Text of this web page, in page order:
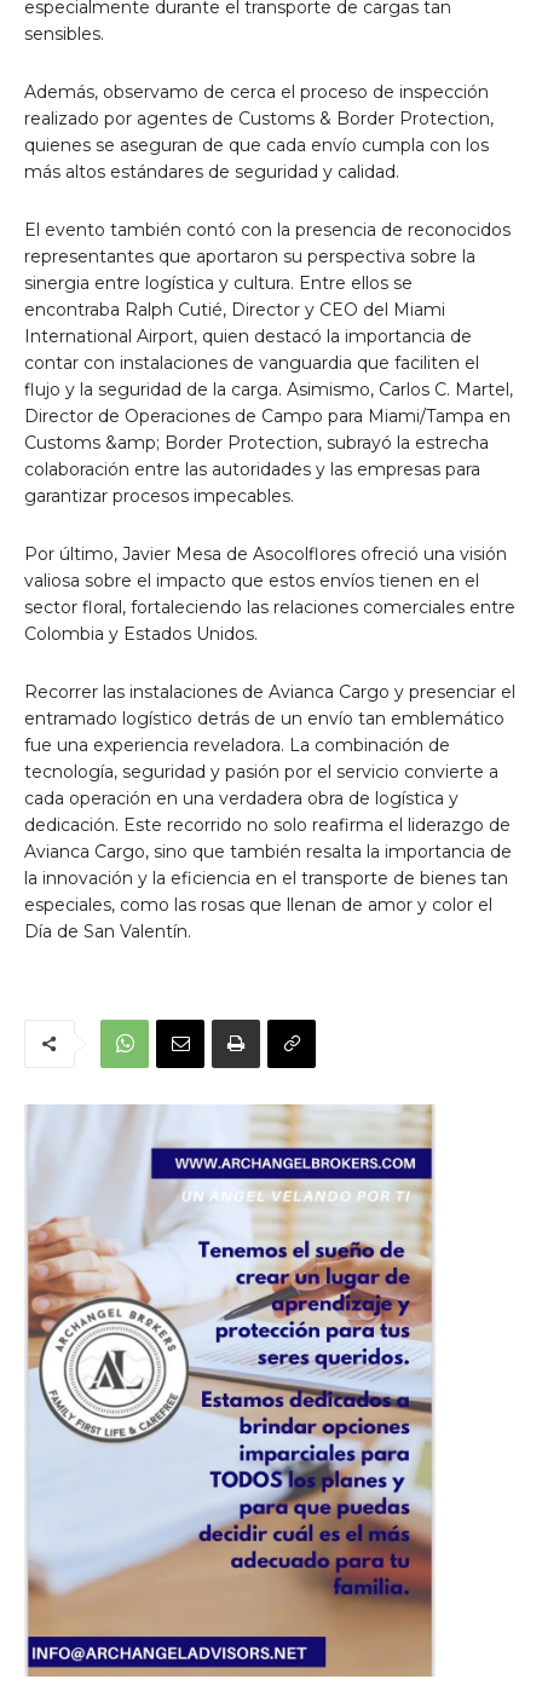
especialmente durante el transporte de cargas tan
sensibles.
Además, observamo de cerca el proceso de inspección
realizado por agentes de Customs & Border Protection,
quienes se aseguran de que cada envío cumpla con los
más altos estándares de seguridad y calidad.
El evento también contó con la presencia de reconocidos
representantes que aportaron su perspectiva sobre la
sinergia entre logística y cultura. Entre ellos se
encontraba Ralph Cutié, Director y CEO del Miami
International Airport, quien destacó la importancia de
contar con instalaciones de vanguardia que faciliten el
flujo y la seguridad de la carga. Asimismo, Carlos C. Martel,
Director de Operaciones de Campo para Miami/Tampa en
Customs &amp; Border Protection, subrayó la estrecha
colaboración entre las autoridades y las empresas para
garantizar procesos impecables.
Por último, Javier Mesa de Asocolflores ofreció una visión
valiosa sobre el impacto que estos envíos tienen en el
sector floral, fortaleciendo las relaciones comerciales entre
Colombia y Estados Unidos.
Recorrer las instalaciones de Avianca Cargo y presenciar el
entramado logístico detrás de un envío tan emblemático
fue una experiencia reveladora. La combinación de
tecnología, seguridad y pasión por el servicio convierte a
cada operación en una verdadera obra de logística y
dedicación. Este recorrido no solo reafirma el liderazgo de
Avianca Cargo, sino que también resalta la importancia de
la innovación y la eficiencia en el transporte de bienes tan
especiales, como las rosas que llenan de amor y color el
Día de San Valentín.